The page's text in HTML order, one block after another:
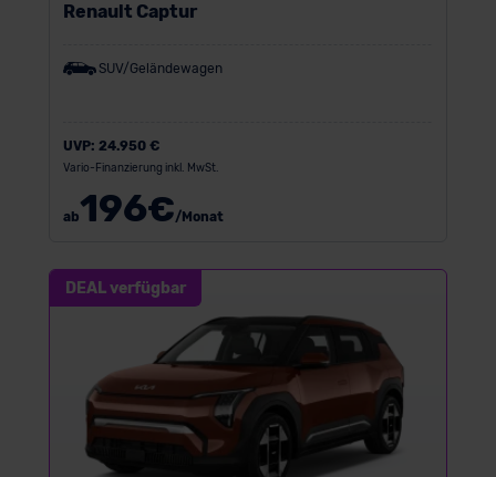
Renault Captur
SUV/Geländewagen
UVP: 24.950 €
Vario-Finanzierung inkl. MwSt.
ab196€/Monat
DEAL verfügbar